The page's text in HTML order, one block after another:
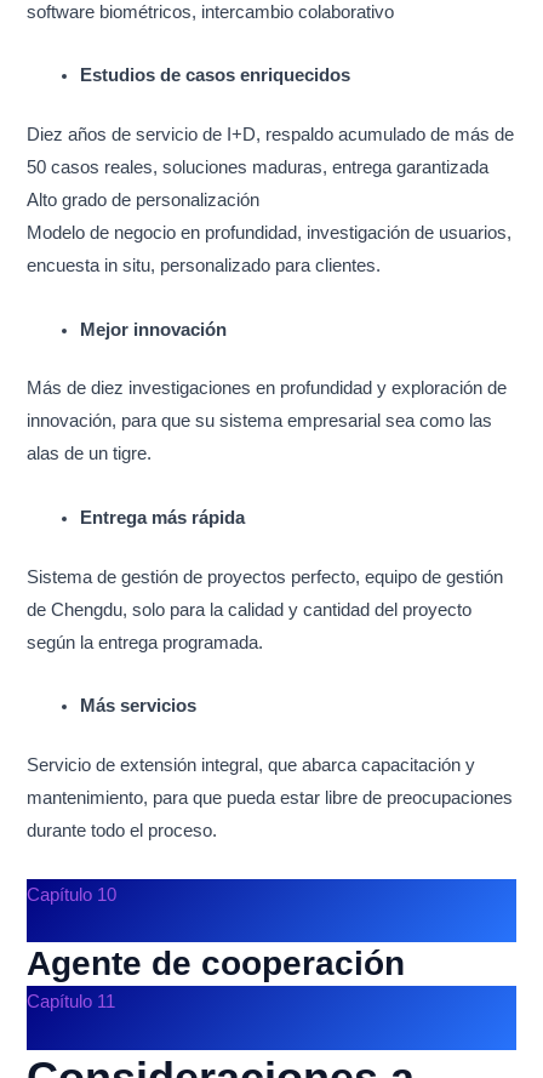
software biométricos, intercambio colaborativo
Estudios de casos enriquecidos
Diez años de servicio de I+D, respaldo acumulado de más de
50 casos reales, soluciones maduras, entrega garantizada
Alto grado de personalización
Modelo de negocio en profundidad, investigación de usuarios,
encuesta in situ, personalizado para clientes.
Mejor innovación
Más de diez investigaciones en profundidad y exploración de
innovación, para que su sistema empresarial sea como las
alas de un tigre.
Entrega más rápida
Sistema de gestión de proyectos perfecto, equipo de gestión
de Chengdu, solo para la calidad y cantidad del proyecto
según la entrega programada.
Más servicios
Servicio de extensión integral, que abarca capacitación y
mantenimiento, para que pueda estar libre de preocupaciones
durante todo el proceso.
Capítulo 10
Agente de cooperación
Capítulo 11